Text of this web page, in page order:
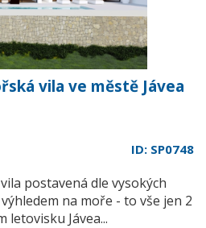
vila ve městě Jávea
ID: SP0748
postavená dle vysokých
na moře - to vše jen 2
letovisku Jávea...